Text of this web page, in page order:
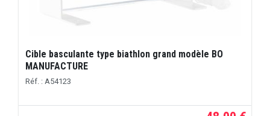
Cible basculante type biathlon grand modèle BO
MANUFACTURE
Réf. : A54123